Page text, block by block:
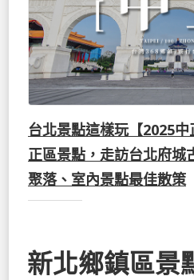
台北景點這樣玩【2025
正區景點，走訪台北府城
聚落、室內景點最佳散策
新北鄉鎮區景